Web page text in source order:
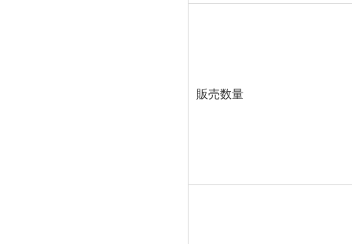
販売数量